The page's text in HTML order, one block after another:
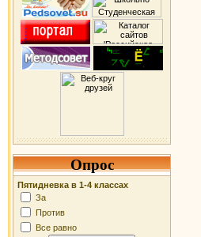
Опрос
Пятидневка в 1-4 классах
За
Против
Все равно